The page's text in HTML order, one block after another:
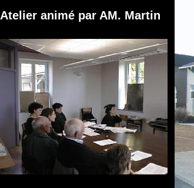
Atelier animé par AM. Martin